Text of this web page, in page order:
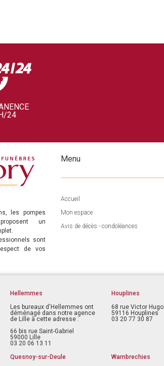
24
les pompes
un
sont
de vos
Menu
Accueil
Mon espace
Avis de décès - condoléances
Hellemmes
Les bureaux d'Hellemmes ont
déménagé dans notre agence
de Lille à cette adresse :
66 bis rue Saint-Gabriel
59000 Lille
03 20 06 13 11
Houplines
68 rue Victor Hugo
59116 Houplines
03 20 77 30 87
Quesnoy-sur-Deule Wambrechies